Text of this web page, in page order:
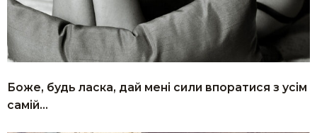
Боже, будь ласка, дай мені сили впоратися з усім
самій…